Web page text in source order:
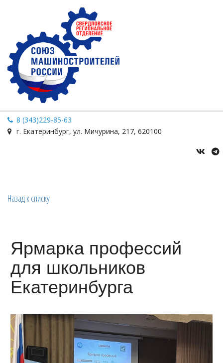
8 (343)229-85-63
г. Екатеринбург, ул. Мичурина, 217, 620100
Назад к списку
Ярмарка профессий
для школьников
Екатеринбурга